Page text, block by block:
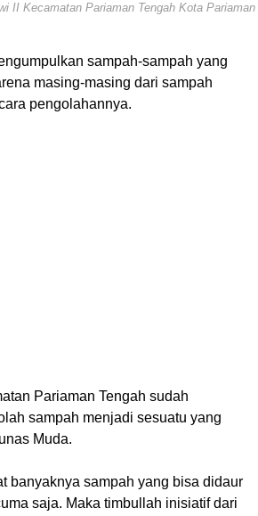
II Kecamatan Pariaman Tengah Kota Pariaman
sampah-sampah yang
masing-masing dari sampah
pengolahannya.
Pariaman Tengah sudah
sampah menjadi sesuatu yang
Muda.
banyaknya sampah yang bisa didaur
saja. Maka timbullah inisiatif dari